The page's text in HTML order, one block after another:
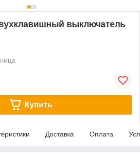
выключатель
Купить
Доставка Оплата